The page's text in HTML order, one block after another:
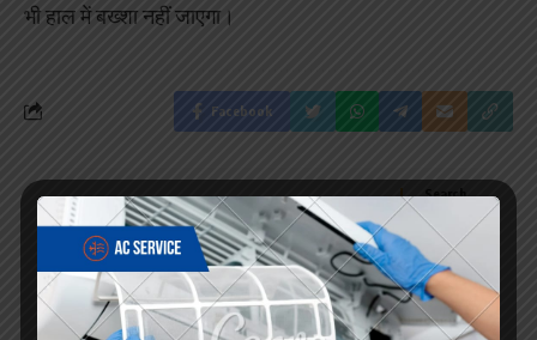
भी हाल में बख्शा नहीं जाएगा।
Facebook
Search
Jyoti News Letest
डिजिटल मीडिया एसोसिएशन ने लिखी एकता की नई